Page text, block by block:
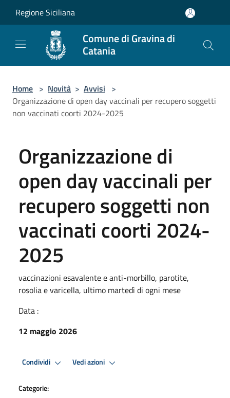
Regione Siciliana
Comune di Gravina di
Catania
Home > Novità > Avvisi >
Organizzazione di open day vaccinali per recupero soggetti
non vaccinati coorti 2024-2025
Organizzazione di
open day vaccinali per
recupero soggetti non
vaccinati coorti 2024-
2025
vaccinazioni esavalente e anti-morbillo, parotite,
rosolia e varicella, ultimo martedì di ogni mese
Data :
12 maggio 2026
Condividi Vedi azioni
Categorie: